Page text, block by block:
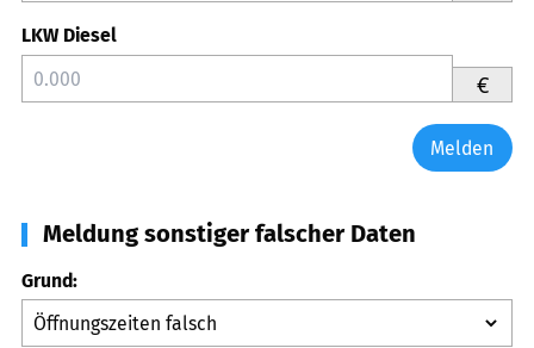
LKW Diesel
€
Melden
Meldung sonstiger falscher Daten
Grund: